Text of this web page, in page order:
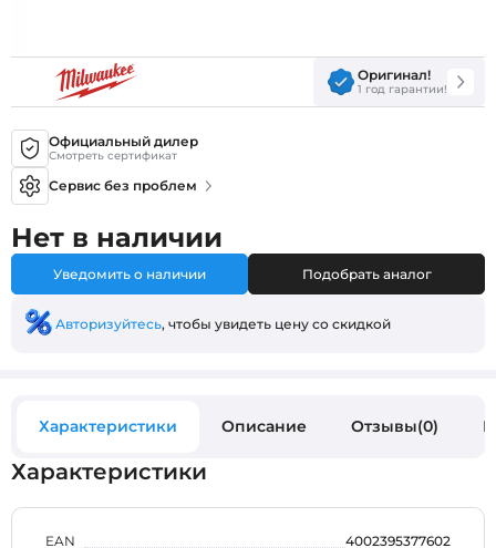
Оригинал!
1 год гарантии!
Официальный дилер
Смотреть сертификат
Сервис без проблем
Нет в наличии
Уведомить о наличии Подобрать аналог
Авторизуйтесь, чтобы увидеть цену со скидкой
Характеристики Описание Отзывы(0)
Характеристики
EAN 4002395377602